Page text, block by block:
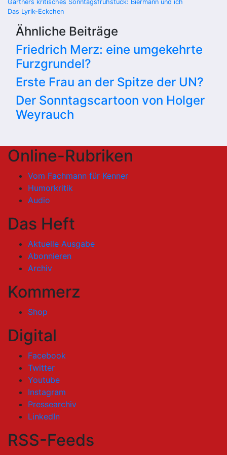
Beitragsnavigation
Gärtners kritisches Sonntagsfrühstück: Biermann und ich
Das Lyrik-Eckchen
Ähnliche Beiträge
Friedrich Merz: eine umgekehrte
Furzgrundel?
Erste Frau an der Spitze der UN?
Der Sonntagscartoon von Holger
Weyrauch
Online-Rubriken
Vom Fachmann für Kenner
Humorkritik
Audio
Das Heft
Aktuelle Ausgabe
Abonnieren
Archiv
Kommerz
Shop
Digital
Facebook
Twitter
Youtube
Instagram
Pressearchiv
LinkedIn
RSS-Feeds